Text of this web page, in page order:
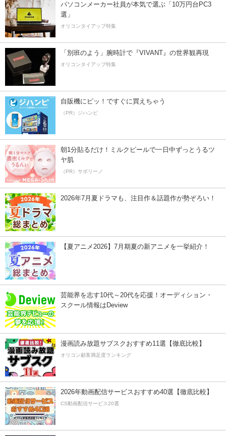
パソコンメーカー社員が本気で選ぶ「10万円台PC3
選」
オリコンタイアップ特集
「別班のよう」腕時計で『VIVANT』の世界観再現
オリコンタイアップ特集
自販機にピッ！ですぐに買えちゃう
（PR）ジハンピ
朝1分貼るだけ！ミルクピールで一日中ずっとうるツ
ヤ肌
（PR）サボリーノ
2026年7月夏ドラマも、注目作＆話題作が勢ぞろい！
【夏アニメ2026】7月期夏の新アニメを一挙紹介！
芸能界を志す10代～20代を応援！オーディション・
スクール情報はDeview
漫画読み放題サブスクおすすめ11選【徹底比較】
オリコン顧客満足度ランキング
2026年動画配信サービスおすすめ40選【徹底比較】
CS動画配信サービス20選